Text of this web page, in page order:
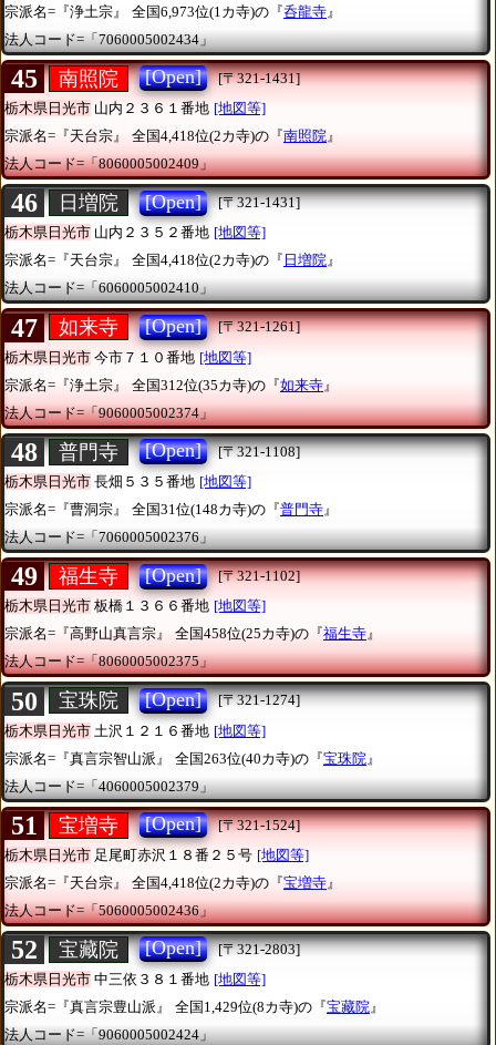
宗派名=『浄土宗』 全国6,973位(1カ寺)の『呑龍寺 』
法人コード=「7060005002434」
45 南照院 [Open]
[〒321-1431]
栃木県日光市 山内２３６１番地 [地図等]
宗派名=『天台宗』
全国4,418位(2カ寺)の『南照院』
法人コード=「8060005002409」
46 日増院 [Open]
[〒321-1431]
栃木県日光市 山内２３５２番地 [地図等]
宗派名=『天台宗』
全国4,418位(2カ寺)の『 日増院』
法人コード=「6060005002410」
47 如来寺 [Open]
[〒321-1261]
栃木県日光市 今市７１０番地 [地図等]
宗派名=『浄土宗』
全国312位(35カ寺)の『如来寺 』
法人コード=「9060005002374」
48 普門寺 [Open]
[〒321-1108]
栃木県日光市 長畑５３５番地 [地図等]
宗派名=『曹洞宗』
全国31位(148カ寺)の『普門寺』
法人コード=「7060005002376」
49 福生寺 [Open]
[〒321-1102]
栃木県日光市 板橋１３６６番地 [地図等]
宗派名=『高野山真言宗』
全国458位(25カ寺)の『福生寺』
法人コード=「8060005002375」
50 宝珠院 [Open]
[〒321-1274]
栃木県日光市 土沢１２１６番地 [地図等]
宗派名=『真言宗智山派』
全国263位(40カ寺)の『宝珠院 』
法人コード=「4060005002379」
51 宝増寺 [Open]
[〒321-1524]
栃木県日光市 足尾町赤沢１８番２５号 [地図等]
宗派名=『天台宗』
全国4,418位(2カ寺)の『宝増寺』
法人コード=「5060005002436」
52 宝藏院 [Open]
[〒321-2803]
栃木県日光市 中三依３８１番地 [地図等]
宗派名=『真言宗豊山派』
全国1,429位(8カ寺)の『宝藏院』
法人コード=「9060005002424」